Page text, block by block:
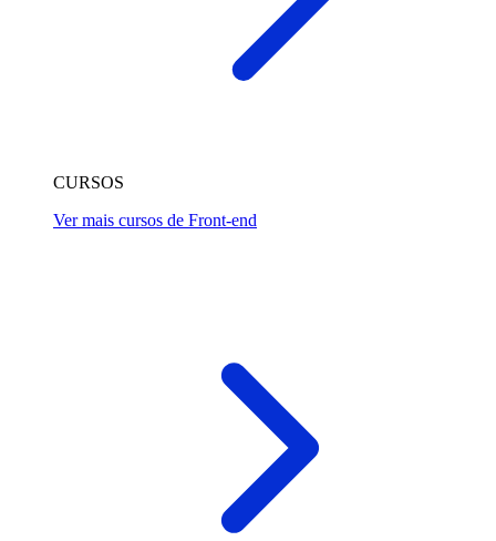
CURSOS
Ver mais cursos de Front-end